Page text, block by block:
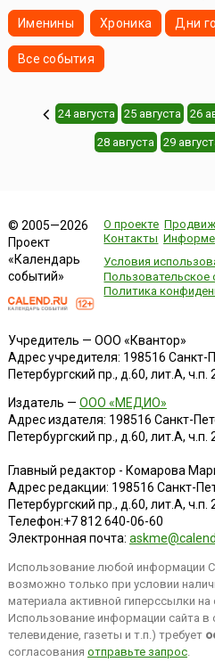
Именины Хроника Дни
Все события
24 августа 25 августа 26
28 августа 29
© 2005—2026
Проект
«Календарь
событий»
О проекте
Контакты
Условия
Пользовательское
Политика
Учредитель — ООО «Квантор»
Адрес учредителя: 198516 Санкт-
Петербургский пр., д.60, лит.А,
Издатель — ООО «МЕДИО»
Адрес издателя: 198516 Санкт-
Петербургский пр., д.60, лит.А, ч.п.
Главный редактор - Комарова
Адрес редакции: 198516 Санкт-
Петербургский пр., д.60, лит.А,
Телефон:+7 812 640-06-60
Электронная почта:
Использование любой информации
возможно только при условии
материала активной гиперссылки на
Использование информации сайта
телевидение, газеты и т.п.) требует
согласования отправьте запрос.